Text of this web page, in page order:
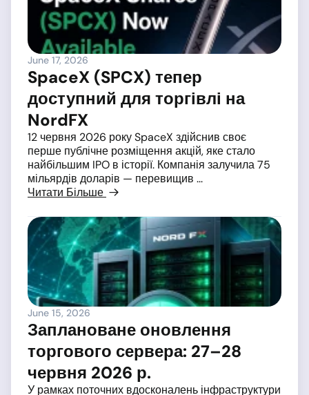
June 17, 2026
SpaceX (SPCX) тепер
доступний для торгівлі на
NordFX
12 червня 2026 року SpaceX здійснив своє
перше публічне розміщення акцій, яке стало
найбільшим IPO в історії. Компанія залучила 75
мільярдів доларів — перевищив ...
Читати Більше
June 15, 2026
Заплановане оновлення
торгового сервера: 27–28
червня 2026 р.
У рамках поточних вдосконалень інфраструктури